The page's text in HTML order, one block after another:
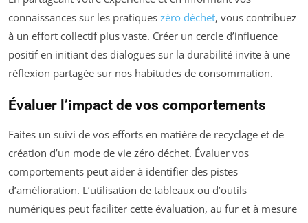
connaissances sur les pratiques zéro déchet, vous contribuez
à un effort collectif plus vaste. Créer un cercle d’influence
positif en initiant des dialogues sur la durabilité invite à une
réflexion partagée sur nos habitudes de consommation.
Évaluer l’impact de vos comportements
Faites un suivi de vos efforts en matière de recyclage et de
création d’un mode de vie zéro déchet. Évaluer vos
comportements peut aider à identifier des pistes
d’amélioration. L’utilisation de tableaux ou d’outils
numériques peut faciliter cette évaluation, au fur et à mesure